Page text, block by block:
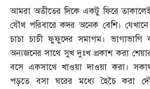
আমরা অতীতের দিকে একটু ফিরে
যৌথ পরিবারে কদর অনেক বেশি। যেখানে
চাচা চাচী ফুফুদের সমাগম।
অন্যজনের সাথে সুখ দুঃখ প্রকাশ করা
বসে একসাথে খাওয়া দাওয়া করা।
পড়তে বসা ঘরের মধ্যে হৈচৈ করা